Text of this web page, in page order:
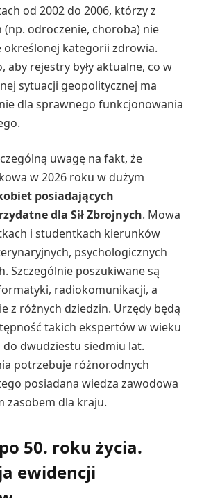
od 2002 do 2006, którzy z
(np. odroczenie, choroba) nie
określonej kategorii zdrowia.
aby rejestry były aktualne, co w
sytuacji geopolitycznej ma
dla sprawnego funkcjonowania
uwagę na fakt, że
w 2026 roku w dużym
posiadających
dla Sił Zbrojnych. Mowa
i studentkach kierunków
psychologicznych
Szczególnie poszukiwane są
radiokomunikacji, a
z różnych dziedzin. Urzędy będą
takich ekspertów w wieku
dwudziestu siedmiu lat.
potrzebuje różnorodnych
posiadana wiedza zawodowa
zasobem dla kraju.
50. roku życia.
ewidencji